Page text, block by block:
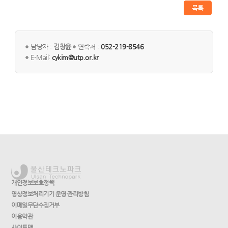
목록
담당자 : 김창윤 연락처 :052-219-8546
E-Mail:cykim@utp.or.kr
개인정보보호정책
영상정보처리기기 운영·관리방침
이메일무단수집거부
이용약관